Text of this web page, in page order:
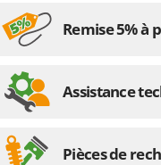
Zephir
Zodiac
Zomax
Remise 5% à
Assistance
Pièces de